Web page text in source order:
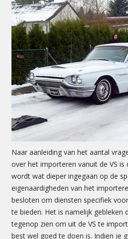
Naar aanleiding van het aantal
over het importeren vanuit de VS is
wordt wat dieper ingegaan op de
eigenaardigheden van het
besloten om diensten specifiek
te bieden. Het is namelijk gebleken
tegenop zien om uit de VS te
best wel goed te doen is. Indien je